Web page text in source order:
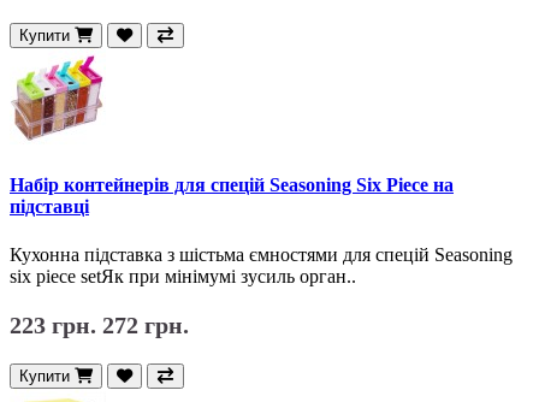
Купити
Набір контейнерів для спецій Seasoning Six Piece на
підставці
Кухонна підставка з шістьма ємностями для спецій Seasoning
six piece setЯк при мінімумі зусиль орган..
223 грн. 272 грн.
Купити